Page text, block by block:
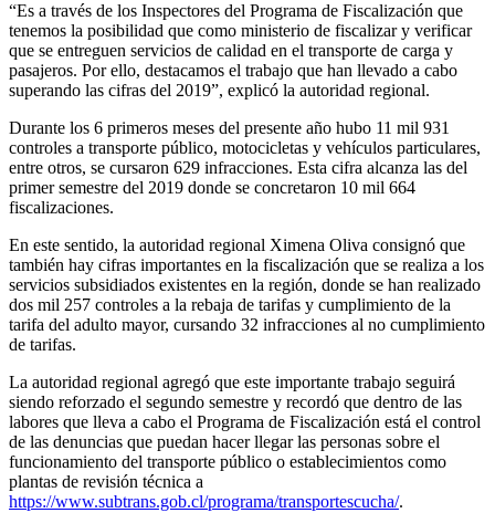
“Es a través de los Inspectores del Programa de Fiscalización que
tenemos la posibilidad que como ministerio de fiscalizar y verificar
que se entreguen servicios de calidad en el transporte de carga y
pasajeros. Por ello, destacamos el trabajo que han llevado a cabo
superando las cifras del 2019”, explicó la autoridad regional.
Durante los 6 primeros meses del presente año hubo 11 mil 931
controles a transporte público, motocicletas y vehículos particulares,
entre otros, se cursaron 629 infracciones. Esta cifra alcanza las del
primer semestre del 2019 donde se concretaron 10 mil 664
fiscalizaciones.
En este sentido, la autoridad regional Ximena Oliva consignó que
también hay cifras importantes en la fiscalización que se realiza a los
servicios subsidiados existentes en la región, donde se han realizado
dos mil 257 controles a la rebaja de tarifas y cumplimiento de la
tarifa del adulto mayor, cursando 32 infracciones al no cumplimiento
de tarifas.
La autoridad regional agregó que este importante trabajo seguirá
siendo reforzado el segundo semestre y recordó que dentro de las
labores que lleva a cabo el Programa de Fiscalización está el control
de las denuncias que puedan hacer llegar las personas sobre el
funcionamiento del transporte público o establecimientos como
plantas de revisión técnica a
https://www.subtrans.gob.cl/programa/transportescucha/.